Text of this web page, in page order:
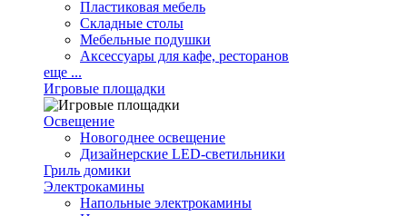
Пластиковая мебель
Складные столы
Мебельные подушки
Аксессуары для кафе, ресторанов
еще ...
Игровые площадки
Освещение
Новогоднее освещение
Дизайнерские LED-светильники
Гриль домики
Электрокамины
Напольные электрокамины